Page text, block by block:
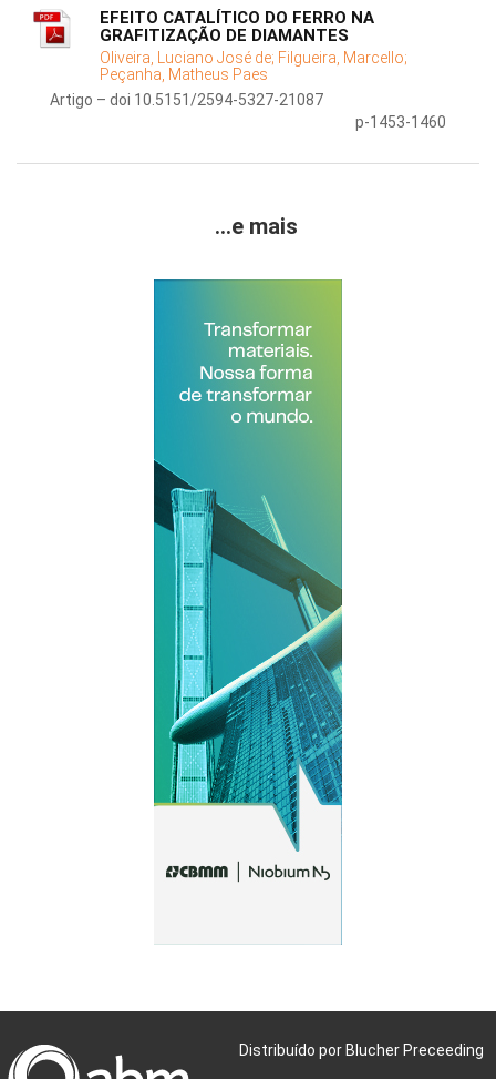
EFEITO CATALÍTICO DO FERRO NA
GRAFITIZAÇÃO DE DIAMANTES
Oliveira, Luciano José de; Filgueira, Marcello;
Peçanha, Matheus Paes
Artigo – doi 10.5151/2594-5327-21087
p-1453-1460
...e mais
Distribuído por Blucher Preceeding